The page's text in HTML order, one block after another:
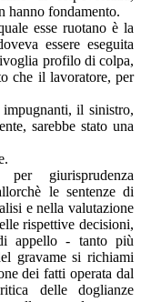
hanno fondamento.
esse ruotano è la
essere eseguita
profilo di colpa,
che il lavoratore, per
il sinistro,
sarebbe stato una
giurisprudenza
le sentenze di
e nella valutazione
rispettive decisioni,
appello - tanto più
gravame si richiami
dei fatti operata dal
delle doglianze